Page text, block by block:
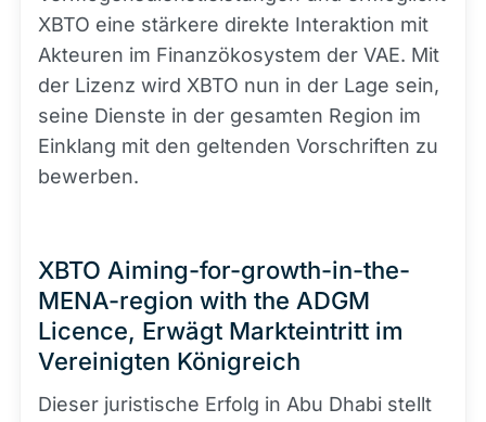
XBTO eine stärkere direkte Interaktion mit
Akteuren im Finanzökosystem der VAE. Mit
der Lizenz wird XBTO nun in der Lage sein,
seine Dienste in der gesamten Region im
Einklang mit den geltenden Vorschriften zu
bewerben.
XBTO Aiming-for-growth-in-the-
MENA-region with the ADGM
Licence, Erwägt Markteintritt im
Vereinigten Königreich
Dieser juristische Erfolg in Abu Dhabi stellt